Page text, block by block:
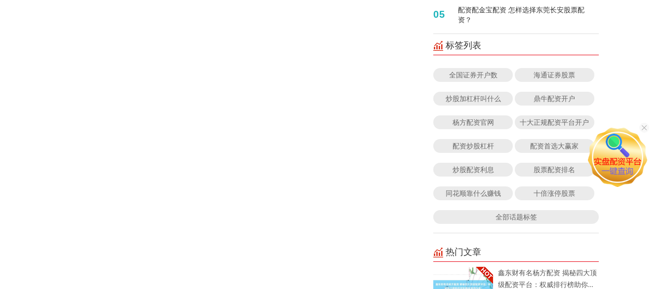
05
配资配金宝配资 怎样选择东莞长安股票配
资？
标签列表
全国证券开户数 海通证券股票
炒股加杠杆叫什么 鼎牛配资开户
杨方配资官网 十大正规配资平台开户
配资炒股杠杆 配资首选大赢家
炒股配资利息 股票配资排名
同花顺靠什么赚钱 十倍涨停股票
全部话题标签
热门文章
鑫东财有名杨方配资 揭秘四大顶
级配资平台：权威排行榜助你找